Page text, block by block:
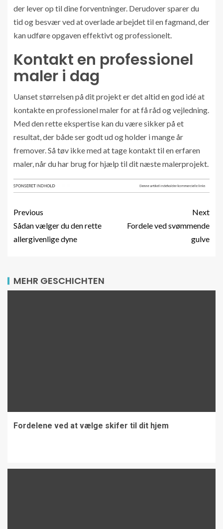
der lever op til dine forventninger. Derudover sparer du
tid og besvær ved at overlade arbejdet til en fagmand, der
kan udføre opgaven effektivt og professionelt.
Kontakt en professionel
maler i dag
Uanset størrelsen på dit projekt er det altid en god idé at
kontakte en professionel maler for at få råd og vejledning.
Med den rette ekspertise kan du være sikker på et
resultat, der både ser godt ud og holder i mange år
fremover. Så tøv ikke med at tage kontakt til en erfaren
maler, når du har brug for hjælp til dit næste malerprojekt.
Previous
Sådan vælger du den rette
allergivenlige dyne
Next
Fordele ved svømmende
gulve
MEHR GESCHICHTEN
Fordelene ved at vælge skifer til dit hjem